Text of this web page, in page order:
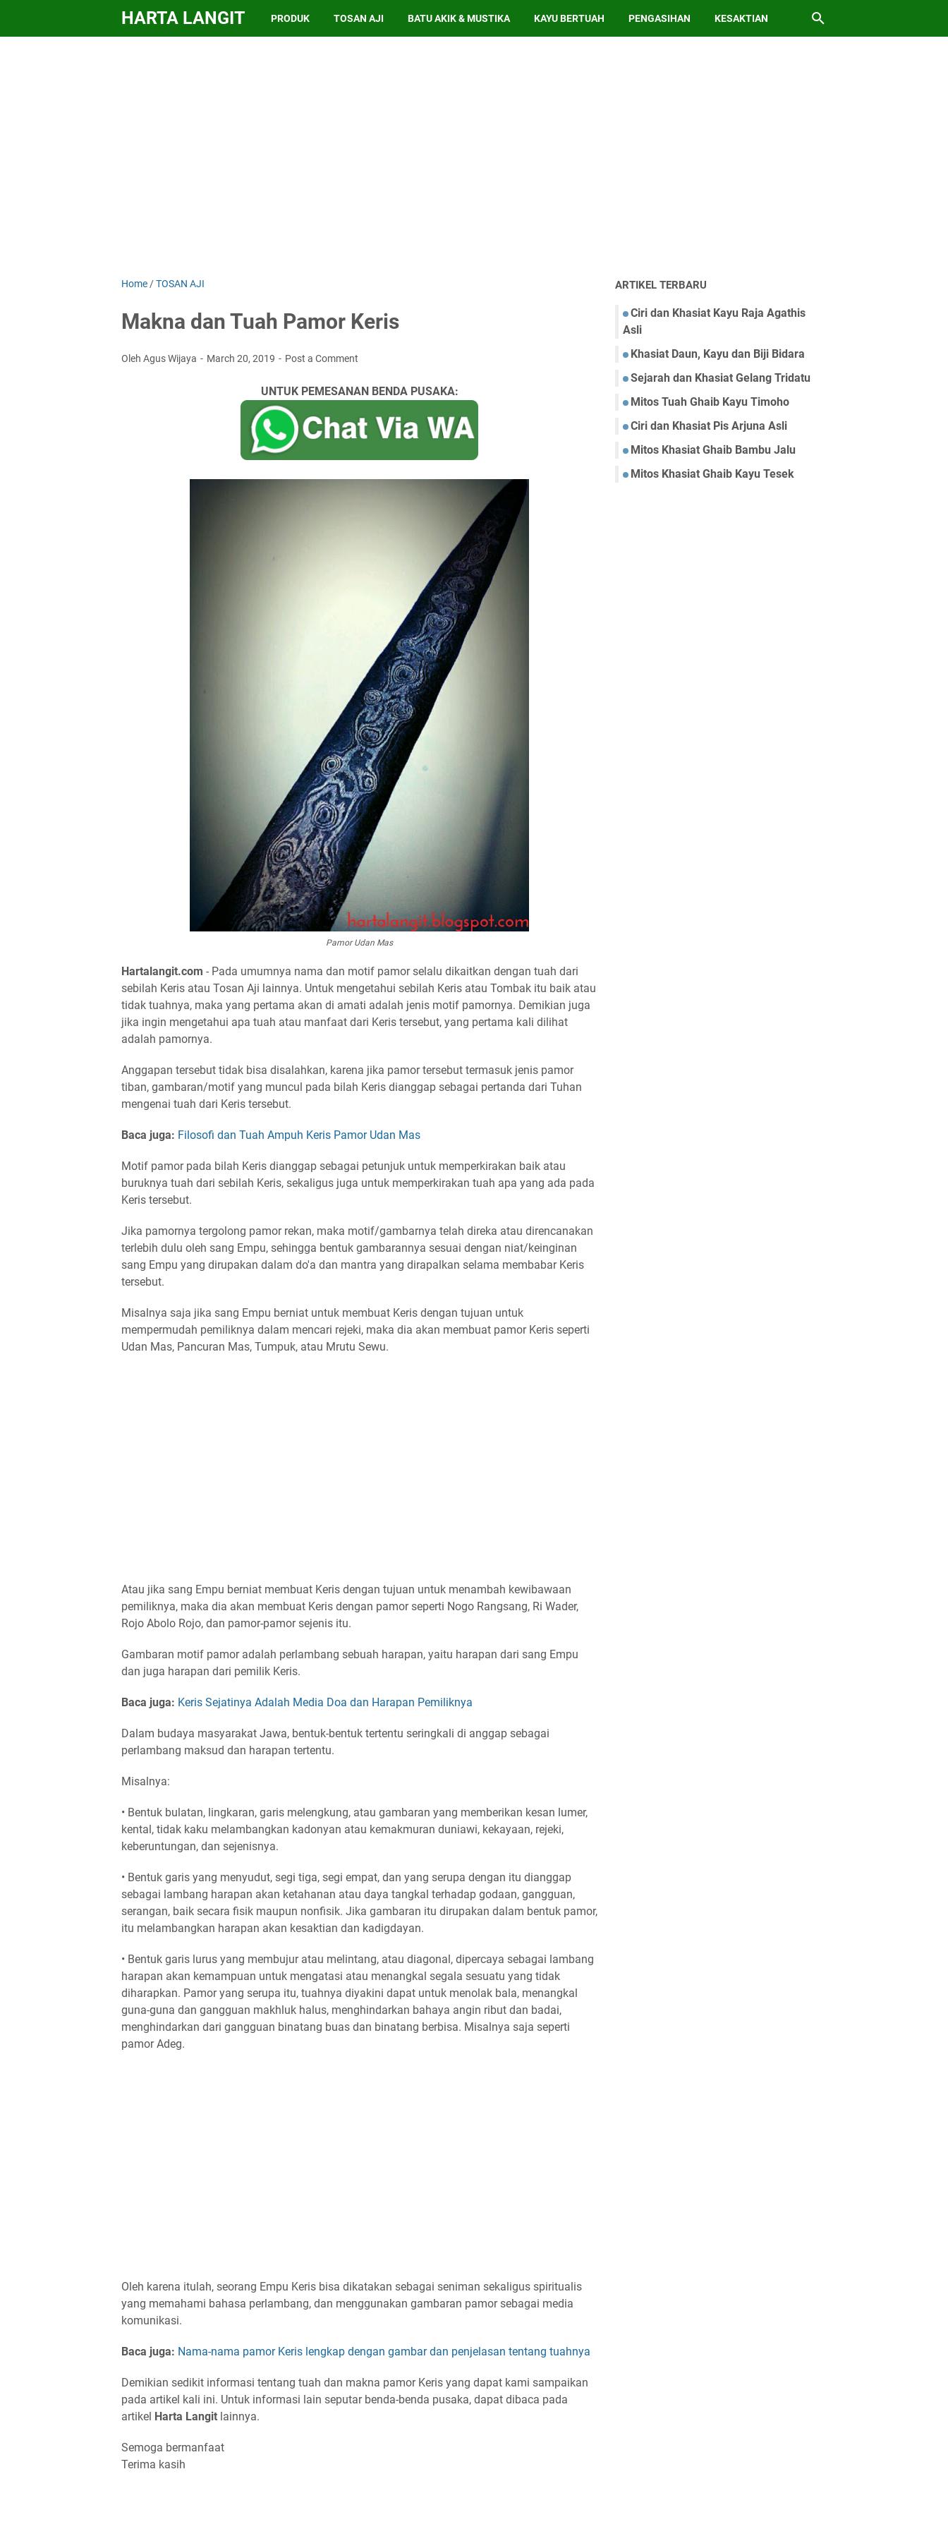
HARTA LANGIT PRODUK TOSAN AJI BATU AKIK & MUSTIKA KAYU BERTUAH PENGASIHAN KESAKTIAN
Home /TOSAN AJI
Makna dan Tuah Pamor Keris
Oleh Agus Wijaya March 20, 2019 Post a Comment
UNTUK PEMESANAN BENDA PUSAKA:
Pamor Udan Mas
Hartalangit.com - Pada umumnya nama dan motif pamor selalu dikaitkan dengan tuah dari
sebilah Keris atau Tosan Aji lainnya. Untuk mengetahui sebilah Keris atau Tombak itu baik atau
tidak tuahnya, maka yang pertama akan di amati adalah jenis motif pamornya. Demikian juga
jika ingin mengetahui apa tuah atau manfaat dari Keris tersebut, yang pertama kali dilihat
adalah pamornya.
Anggapan tersebut tidak bisa disalahkan, karena jika pamor tersebut termasuk jenis pamor
tiban, gambaran/motif yang muncul pada bilah Keris dianggap sebagai pertanda dari Tuhan
mengenai tuah dari Keris tersebut.
Baca juga: Filosofi dan Tuah Ampuh Keris Pamor Udan Mas
Motif pamor pada bilah Keris dianggap sebagai petunjuk untuk memperkirakan baik atau
buruknya tuah dari sebilah Keris, sekaligus juga untuk memperkirakan tuah apa yang ada pada
Keris tersebut.
Jika pamornya tergolong pamor rekan, maka motif/gambarnya telah direka atau direncanakan
terlebih dulu oleh sang Empu, sehingga bentuk gambarannya sesuai dengan niat/keinginan
sang Empu yang dirupakan dalam do'a dan mantra yang dirapalkan selama membabar Keris
tersebut.
Misalnya saja jika sang Empu berniat untuk membuat Keris dengan tujuan untuk
mempermudah pemiliknya dalam mencari rejeki, maka dia akan membuat pamor Keris seperti
Udan Mas, Pancuran Mas, Tumpuk, atau Mrutu Sewu.
Atau jika sang Empu berniat membuat Keris dengan tujuan untuk menambah kewibawaan
pemiliknya, maka dia akan membuat Keris dengan pamor seperti Nogo Rangsang, Ri Wader,
Rojo Abolo Rojo, dan pamor-pamor sejenis itu.
Gambaran motif pamor adalah perlambang sebuah harapan, yaitu harapan dari sang Empu
dan juga harapan dari pemilik Keris.
Baca juga: Keris Sejatinya Adalah Media Doa dan Harapan Pemiliknya
Dalam budaya masyarakat Jawa, bentuk-bentuk tertentu seringkali di anggap sebagai
perlambang maksud dan harapan tertentu.
Misalnya:
• Bentuk bulatan, lingkaran, garis melengkung, atau gambaran yang memberikan kesan lumer,
kental, tidak kaku melambangkan kadonyan atau kemakmuran duniawi, kekayaan, rejeki,
keberuntungan, dan sejenisnya.
• Bentuk garis yang menyudut, segi tiga, segi empat, dan yang serupa dengan itu dianggap
sebagai lambang harapan akan ketahanan atau daya tangkal terhadap godaan, gangguan,
serangan, baik secara fisik maupun nonfisik. Jika gambaran itu dirupakan dalam bentuk pamor,
itu melambangkan harapan akan kesaktian dan kadigdayan.
• Bentuk garis lurus yang membujur atau melintang, atau diagonal, dipercaya sebagai lambang
harapan akan kemampuan untuk mengatasi atau menangkal segala sesuatu yang tidak
diharapkan. Pamor yang serupa itu, tuahnya diyakini dapat untuk menolak bala, menangkal
guna-guna dan gangguan makhluk halus, menghindarkan bahaya angin ribut dan badai,
menghindarkan dari gangguan binatang buas dan binatang berbisa. Misalnya saja seperti
pamor Adeg.
Oleh karena itulah, seorang Empu Keris bisa dikatakan sebagai seniman sekaligus spiritualis
yang memahami bahasa perlambang, dan menggunakan gambaran pamor sebagai media
komunikasi.
Baca juga: Nama-nama pamor Keris lengkap dengan gambar dan penjelasan tentang tuahnya
Demikian sedikit informasi tentang tuah dan makna pamor Keris yang dapat kami sampaikan
pada artikel kali ini. Untuk informasi lain seputar benda-benda pusaka, dapat dibaca pada
artikel Harta Langit lainnya.
Semoga bermanfaat
Terima kasih
ARTIKEL TERBARU
Ciri dan Khasiat Kayu Raja Agathis
Asli
Khasiat Daun, Kayu dan Biji Bidara
Sejarah dan Khasiat Gelang Tridatu
Mitos Tuah Ghaib Kayu Timoho
Ciri dan Khasiat Pis Arjuna Asli
Mitos Khasiat Ghaib Bambu Jalu
Mitos Khasiat Ghaib Kayu Tesek